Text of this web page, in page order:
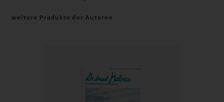
weitere Produkte der Autoren